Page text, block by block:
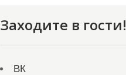
Заходите в гости!
ВК